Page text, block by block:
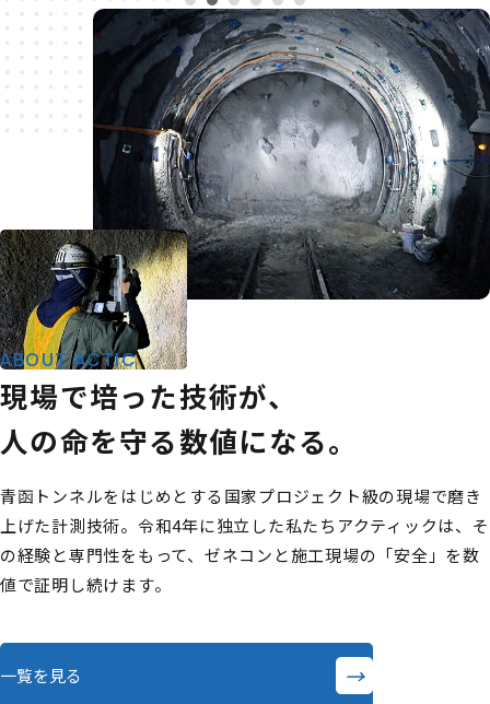
ABOUT ACTIC
現場で培った技術が、
人の命を守る数値になる。
青函トンネルをはじめとする国家プロジェクト級の現場で磨き
上げた計測技術。令和4年に独立した私たちアクティックは、そ
の経験と専門性をもって、ゼネコンと施工現場の「安全」を数
値で証明し続けます。
一覧を見る →